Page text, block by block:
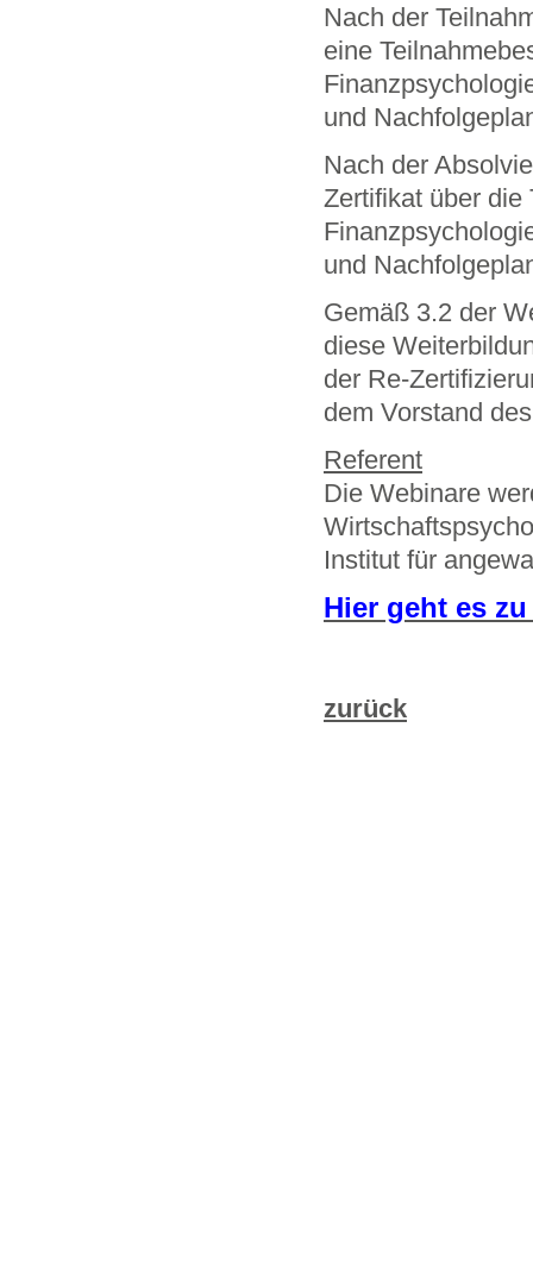
Nach der
eine
und
Nach der
Zertifikat über die
und
Gemäß 3.2 der
diese
der Re-
dem Vorstand
Referent
Die Webinare
Institut für
Hier geht es
zurück